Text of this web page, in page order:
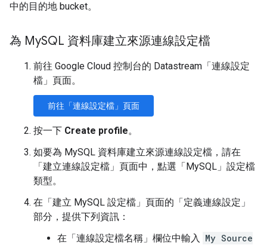
中的目的地 bucket。
為 MySQL 資料庫建立來源連線設定檔
前往 Google Cloud 控制台的 Datastream「連線設定
檔」 頁面。
前往「連線設定檔」頁面
按一下 Create profile。
如要為 MySQL 資料庫建立來源連線設定檔，請在
「建立連線設定檔」 頁面中，點選「MySQL」 設定檔
類型。
在「建立 MySQL 設定檔」 頁面的「定義連線設定」
部分，提供下列資訊：
在「連線設定檔名稱」 欄位中輸入 My Source